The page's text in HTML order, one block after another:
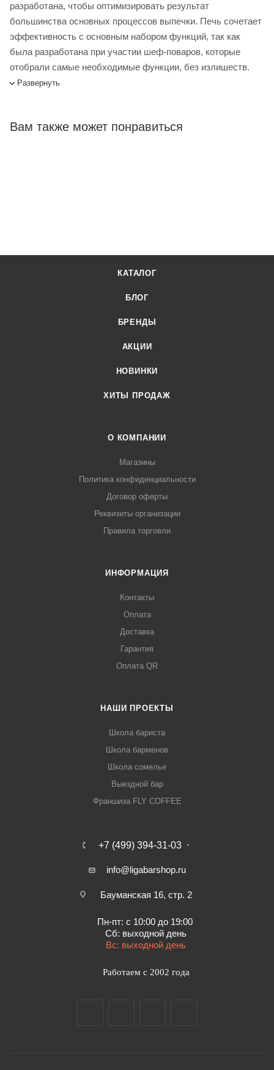
разработана, чтобы оптимизировать результат
большинства основных процессов выпечки. Печь сочетает
эффективность с основным набором функций, так как
была разработана при участии шеф-поваров, которые
отобрали самые необходимые функции, без излишеств.
стоимость и характеристики товара вы можете у наших
Развернуть
Вам также может понравиться
КАТАЛОГ
БЛОГ
БРЕНДЫ
АКЦИИ
НОВИНКИ
ХИТЫ ПРОДАЖ
О КОМПАНИИ
Магазины
Политика конфиденциальности
Договор оферты
Реквизиты организации
Правила торговли
ИНФОРМАЦИЯ
Контакты
Оплата
Доставка
Гарантия
Оплата QR
НАШИ ПРОЕКТЫ
Школа бариста
Школа барменов
Школа сомелье
Выездной бар
Франшиза FLY COFFEE
+7 (499) 394-31-03
info@ligabarshop.ru
Бауманская 16, стр. 2
Пн-пт: с 10:00 до 19:00
Сб: выходной день
Вс: выходной день
Работаем с 2002 года